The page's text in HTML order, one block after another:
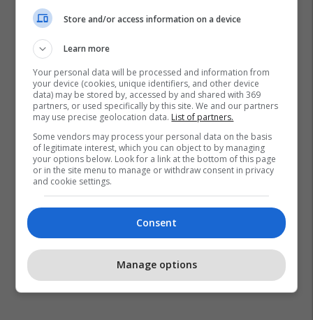
Store and/or access information on a device
Learn more
Your personal data will be processed and information from
your device (cookies, unique identifiers, and other device
data) may be stored by, accessed by and shared with 369
partners, or used specifically by this site. We and our partners
may use precise geolocation data. List of partners.
Some vendors may process your personal data on the basis
of legitimate interest, which you can object to by managing
your options below. Look for a link at the bottom of this page
or in the site menu to manage or withdraw consent in privacy
and cookie settings.
Consent
Manage options